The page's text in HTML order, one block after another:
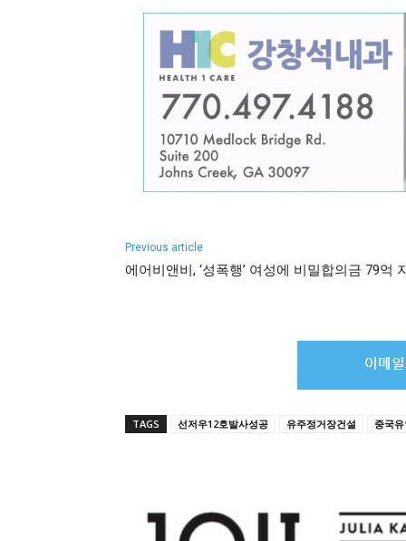
Previous article
에어비앤비, ‘성폭행’ 여성에 비밀합의금 79억
TAGS 선저우12호발사성공 유주정거장건설 중국